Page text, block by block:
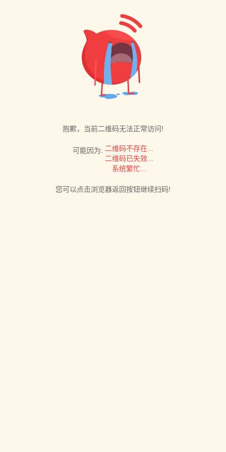
抱歉，当前二维码无法正常访问!
可能因为: 二维码不存在...
二维码已失效...
系统繁忙...
您可以点击浏览器返回按钮继续扫码!